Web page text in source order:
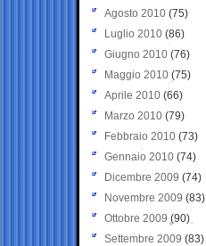
Agosto 2010 (75)
Luglio 2010 (86)
Giugno 2010 (76)
Maggio 2010 (75)
Aprile 2010 (66)
Marzo 2010 (79)
Febbraio 2010 (73)
Gennaio 2010 (74)
Dicembre 2009 (74)
Novembre 2009 (83)
Ottobre 2009 (90)
Settembre 2009 (83)